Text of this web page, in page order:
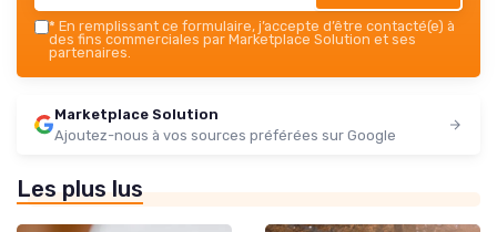
* En remplissant ce formulaire, j’accepte d’être contacté(e) à
des fins commerciales par Marketplace Solution et ses
partenaires.
Marketplace Solution
Ajoutez-nous à vos sources préférées sur Google
Les plus lus